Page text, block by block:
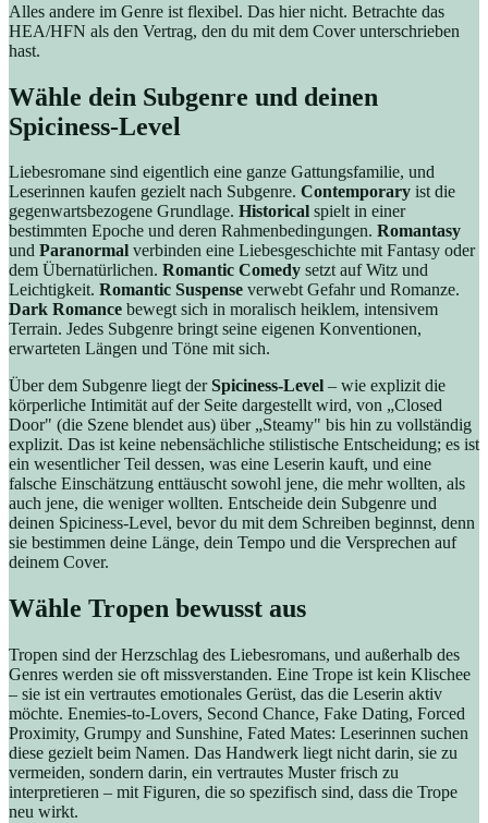
Alles andere im Genre ist flexibel. Das hier nicht. Betrachte das
HEA/HFN als den Vertrag, den du mit dem Cover unterschrieben
hast.
Wähle dein Subgenre und deinen
Spiciness-Level
Liebesromane sind eigentlich eine ganze Gattungsfamilie, und
Leserinnen kaufen gezielt nach Subgenre. Contemporary ist die
gegenwartsbezogene Grundlage. Historical spielt in einer
bestimmten Epoche und deren Rahmenbedingungen. Romantasy
und Paranormal verbinden eine Liebesgeschichte mit Fantasy oder
dem Übernatürlichen. Romantic Comedy setzt auf Witz und
Leichtigkeit. Romantic Suspense verwebt Gefahr und Romanze.
Dark Romance bewegt sich in moralisch heiklem, intensivem
Terrain. Jedes Subgenre bringt seine eigenen Konventionen,
erwarteten Längen und Töne mit sich.
Über dem Subgenre liegt derSpiciness-Level – wie explizit die
körperliche Intimität auf der Seite dargestellt wird, von „Closed
Door" (die Szene blendet aus) über „Steamy" bis hin zu vollständig
explizit. Das ist keine nebensächliche stilistische Entscheidung; es ist
ein wesentlicher Teil dessen, was eine Leserin kauft, und eine
falsche Einschätzung enttäuscht sowohl jene, die mehr wollten, als
auch jene, die weniger wollten. Entscheide dein Subgenre und
deinen Spiciness-Level, bevor du mit dem Schreiben beginnst, denn
sie bestimmen deine Länge, dein Tempo und die Versprechen auf
deinem Cover.
Wähle Tropen bewusst aus
Tropen sind der Herzschlag des Liebesromans, und außerhalb des
Genres werden sie oft missverstanden. Eine Trope ist kein Klischee
– sie ist ein vertrautes emotionales Gerüst, das die Leserin aktiv
möchte. Enemies-to-Lovers, Second Chance, Fake Dating, Forced
Proximity, Grumpy and Sunshine, Fated Mates: Leserinnen suchen
diese gezielt beim Namen. Das Handwerk liegt nicht darin, sie zu
vermeiden, sondern darin, ein vertrautes Muster frisch zu
interpretieren – mit Figuren, die so spezifisch sind, dass die Trope
neu wirkt.